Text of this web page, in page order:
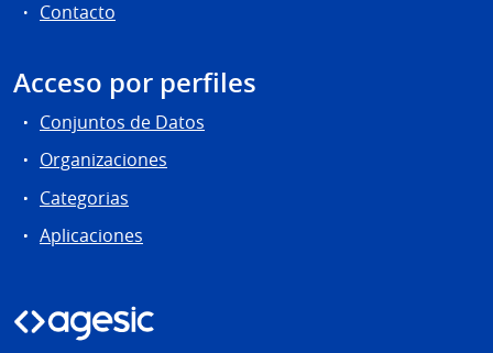
Contacto
Acceso por perfiles
Conjuntos de Datos
Organizaciones
Categorias
Aplicaciones